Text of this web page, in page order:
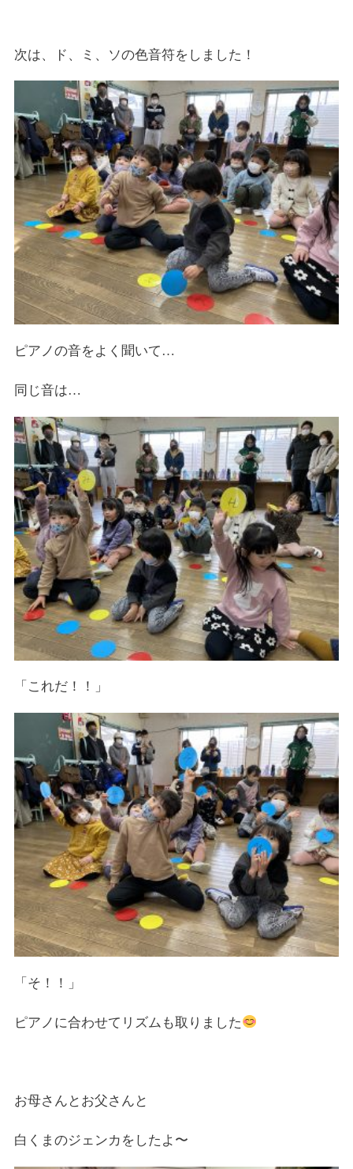
次は、ド、ミ、ソの色音符をしました！
ピアノの音をよく聞いて …
同じ音は…
「これだ！！」
「そ！！」
ピアノに合わせてリズムも取りました
お母さんとお父さんと
白くまのジェンカ をしたよ〜